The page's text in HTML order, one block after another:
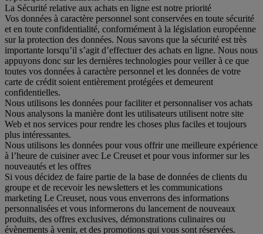
La Sécurité relative aux achats en ligne est notre priorité
Vos données à caractère personnel sont conservées en toute sécurité
et en toute confidentialité, conformément à la législation européenne
sur la protection des données. Nous savons que la sécurité est très
importante lorsqu’il s’agit d’effectuer des achats en ligne. Nous nous
appuyons donc sur les dernières technologies pour veiller à ce que
toutes vos données à caractère personnel et les données de votre
carte de crédit soient entièrement protégées et demeurent
confidentielles.
Nous utilisons les données pour faciliter et personnaliser vos achats
Nous analysons la manière dont les utilisateurs utilisent notre site
Web et nos services pour rendre les choses plus faciles et toujours
plus intéressantes.
Nous utilisons les données pour vous offrir une meilleure expérience
à l’heure de cuisiner avec Le Creuset et pour vous informer sur les
nouveautés et les offres
Si vous décidez de faire partie de la base de données de clients du
groupe et de recevoir les newsletters et les communications
marketing Le Creuset, nous vous enverrons des informations
personnalisées et vous informerons du lancement de nouveaux
produits, des offres exclusives, démonstrations culinaires ou
évènements à venir, et des promotions qui vous sont réservées.